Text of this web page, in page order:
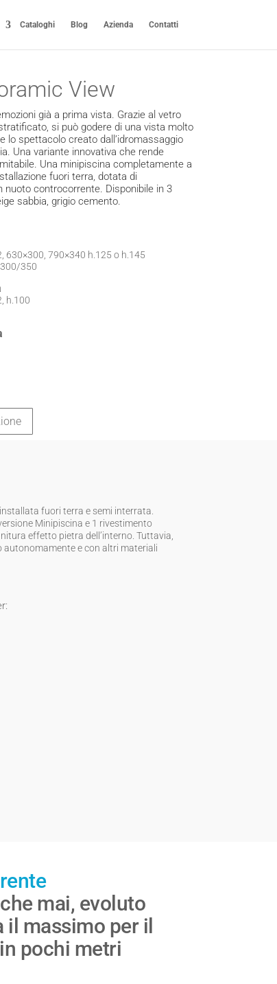
Cataloghi Blog Azienda Contatti
View
già a prima vista. Grazie al vetro
si può godere di una vista molto
lo spettacolo creato dall’idromassaggio
Una variante innovativa che rende
Una minipiscina completamente a
fuori terra, dotata di
controcorrente. Disponibile in 3
sabbia, grigio cemento.
630×300, 790×340 h.125 o h.145
350
h.100
fuori terra e semi interrata.
Minipiscina e 1 rivestimento
effetto pietra dell’interno. Tuttavia,
autonomamente e con altri materiali
mai, evoluto
massimo per il
pochi metri